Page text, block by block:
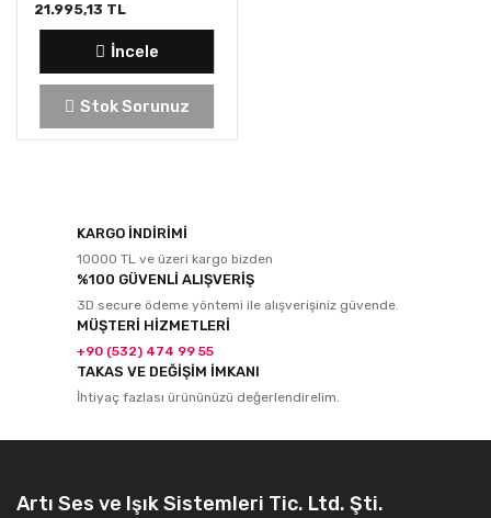
21.995,13 TL
İncele
Stok Sorunuz
KARGO İNDİRİMİ
10000 TL ve üzeri kargo bizden
%100 GÜVENLİ ALIŞVERİŞ
3D secure ödeme yöntemi ile alışverişiniz güvende.
MÜŞTERİ HİZMETLERİ
+90 (532) 474 99 55
TAKAS VE DEĞİŞİM İMKANI
İhtiyaç fazlası ürününüzü değerlendirelim.
Artı Ses ve Işık Sistemleri Tic. Ltd. Şti.